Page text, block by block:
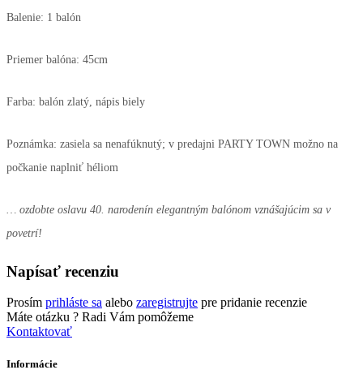
Balenie: 1 balón
Priemer balóna: 45cm
Farba: balón zlatý, nápis biely
Poznámka: zasiela sa nenafúknutý; v predajni PARTY TOWN možno na
počkanie naplniť héliom
… ozdobte oslavu 40. narodenín elegantným balónom vznášajúcim sa v
povetrí!
Napísať recenziu
Prosím prihláste sa alebo zaregistrujte pre pridanie recenzie
Máte otázku ? Radi Vám pomôžeme
Kontaktovať
Informácie